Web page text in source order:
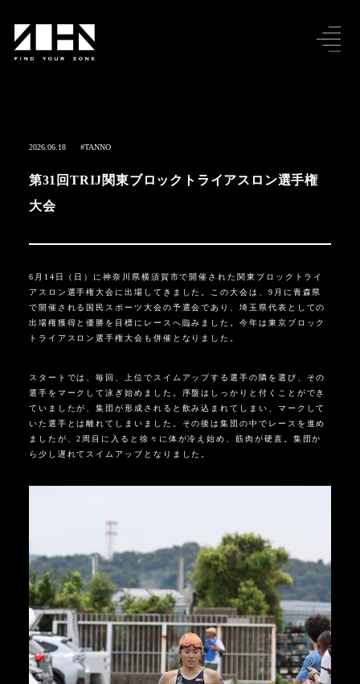
2026.06.18 #TANNO
第31回TRIJ関東ブロックトライアスロン選手権
大会
6月14日（日）に神奈川県横須賀市で開催された関東ブロックトライ
アスロン選手権大会に出場してきました。この大会は、9月に青森県
で開催される国民スポーツ大会の予選会であり、埼玉県代表としての
出場権獲得と優勝を目標にレースへ臨みました。今年は東京ブロック
トライアスロン選手権大会も併催となりました。
スタートでは、毎回、上位でスイムアップする選手の隣を選び、その
選手をマークして泳ぎ始めました。序盤はしっかりと付くことができ
ていましたが、集団が形成されると飲み込まれてしまい、マークして
いた選手とは離れてしまいました。その後は集団の中でレースを進め
ましたが、2周目に入ると徐々に体が冷え始め、筋肉が硬直。集団か
ら少し遅れてスイムアップとなりました。